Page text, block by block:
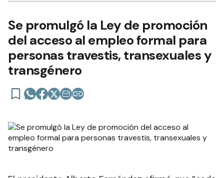
Se promulgó la Ley de promoción
del acceso al empleo formal para
personas travestis, transexuales y
transgénero